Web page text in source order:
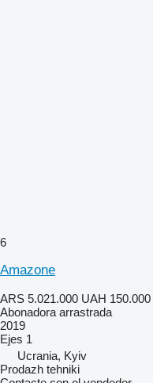
6
Amazone
ARS 5.021.000 UAH 150.000
Abonadora arrastrada
2019
Ejes 1
Ucrania, Kyiv
Prodazh tehniki